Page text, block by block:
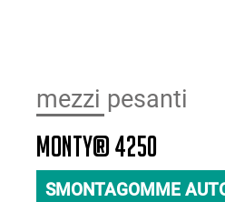
mezzi pesanti
monty® 4250
SMONTAGOMME